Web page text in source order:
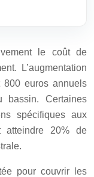
le coût de
L’augmentation
euros annuels
Certaines
spécifiques aux
atteindre 20% de
pour couvrir les